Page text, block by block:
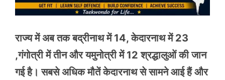
राज्य में अब तक बद्रीनाथ में 14, केदारनाथ में 23
,गंगोत्री में तीन और यमुनोत्री में 12 श्रद्धालुओं की जान
गई है। सबसे अधिक मौतें केदारनाथ से सामने आई हैं और